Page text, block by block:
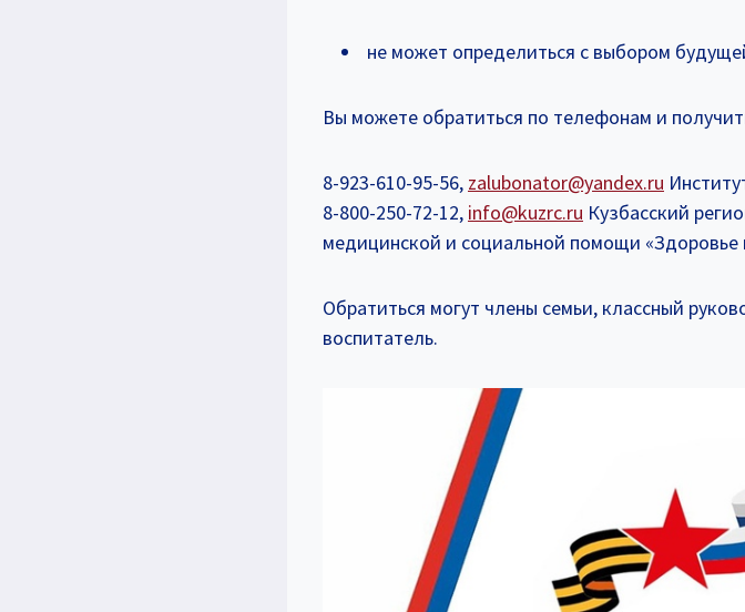
не может определиться с выбором
Вы можете обратиться по телефонам и
8-923-610-95-56, zalubonator@yandex.ru
8-800-250-72-12, info@kuzrc.ru Кузбасский
медицинской и социальной помощи «Здоровье
Обратиться могут члены семьи, классный
воспитатель.